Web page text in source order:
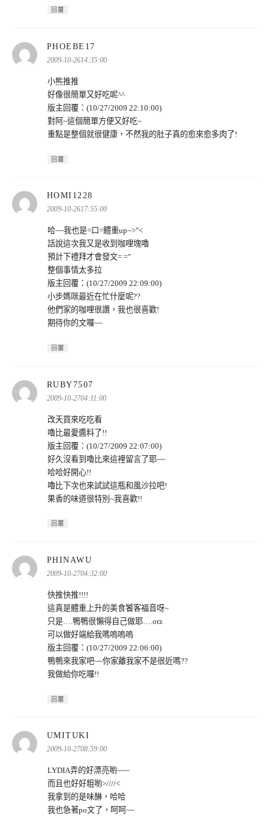
回覆
PHOEBE17
示:
2009-10-2614:35:00
小熊推推
好像很簡單又好吃呢^^
版主回覆：(10/27/2009 22:10:00)
對阿~這個簡單方便又好吃~
重點是整個就很健康，不然我的肚子真的愈來愈多肉了!
回覆
HOMI1228
示:
2009-10-2617:55:00
哈~~我也是=口=體重up~>"<
話說這次我又是收到咖哩塊嚕
預計下禮拜才會發文= ="
整個事情太多拉
版主回覆：(10/27/2009 22:09:00)
小步媽咪最近在忙什麼呢??
他們家的咖哩很讚，我也很喜歡!
期待你的文囉~~
回覆
RUBY7507
示:
2009-10-2704:11:00
改天買來吃吃看
嚕比最愛醬料了!!
版主回覆：(10/27/2009 22:07:00)
好久沒看到嚕比來這裡留言了耶~~
哈哈好開心!!
嚕比下次也來試試這瓶和風沙拉吧!
果香的味道很特別~我喜歡!!
回覆
PHINAWU
示:
2009-10-2704:32:00
快推快推!!!!
這真是體重上升的美食饕客福音呀~
只是….鴨鴨很懶得自己做耶….orz
可以做好端給我嗎嗚嗚嗚
版主回覆：(10/27/2009 22:06:00)
鴨鴨來我家吧~~你家離我家不是很近嗎??
我做給你吃囉!!
回覆
UMITUKI
示:
2009-10-2708:59:00
LYDIA弄的好漂亮喲~~~
而且也好好粗喲>////<
我拿到的是味醂，哈哈
我也急著po文了，呵呵~~